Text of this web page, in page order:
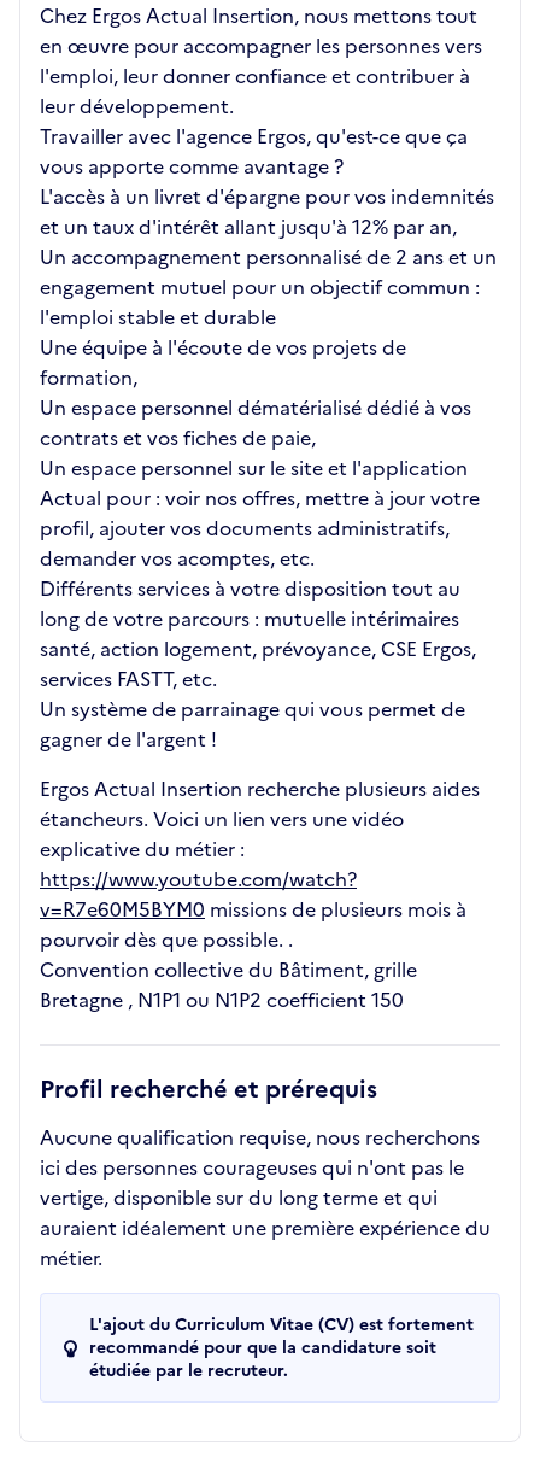
Chez Ergos Actual Insertion, nous mettons tout
en œuvre pour accompagner les personnes vers
l'emploi, leur donner confiance et contribuer à
leur développement.
Travailler avec l'agence Ergos, qu'est-ce que ça
vous apporte comme avantage ?
L'accès à un livret d'épargne pour vos indemnités
et un taux d'intérêt allant jusqu'à 12% par an,
Un accompagnement personnalisé de 2 ans et un
engagement mutuel pour un objectif commun :
l'emploi stable et durable
Une équipe à l'écoute de vos projets de
formation,
Un espace personnel dématérialisé dédié à vos
contrats et vos fiches de paie,
Un espace personnel sur le site et l'application
Actual pour : voir nos offres, mettre à jour votre
profil, ajouter vos documents administratifs,
demander vos acomptes, etc.
Différents services à votre disposition tout au
long de votre parcours : mutuelle intérimaires
santé, action logement, prévoyance, CSE Ergos,
services FASTT, etc.
Un système de parrainage qui vous permet de
gagner de l'argent !
Ergos Actual Insertion recherche plusieurs aides
étancheurs. Voici un lien vers une vidéo
explicative du métier :
https://www.youtube.com/watch?
v=R7e60M5BYM0 missions de plusieurs mois à
pourvoir dès que possible. .
Convention collective du Bâtiment, grille
Bretagne , N1P1 ou N1P2 coefficient 150
Profil recherché et prérequis
Aucune qualification requise, nous recherchons
ici des personnes courageuses qui n'ont pas le
vertige, disponible sur du long terme et qui
auraient idéalement une première expérience du
métier.
L'ajout du Curriculum Vitae (CV) est fortement
recommandé pour que la candidature soit
étudiée par le recruteur.